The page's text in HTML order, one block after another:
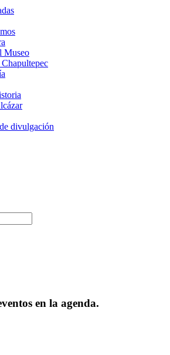
Museo
divulgación
en la agenda.